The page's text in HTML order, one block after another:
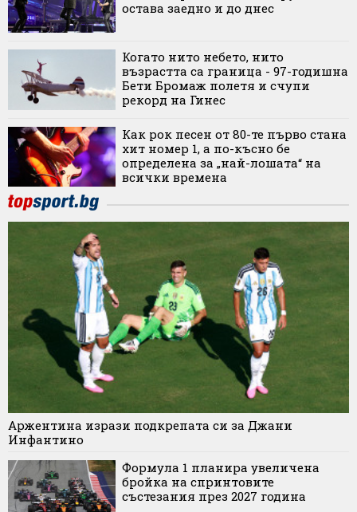
остава заедно и до днес
Когато нито небето, нито
възрастта са граница - 97-годишна
Бети Бромаж полетя и счупи
рекорд на Гинес
Как рок песен от 80-те първо стана
хит номер 1, а по-късно бе
определена за „най-лошата“ на
всички времена
Аржентина изрази подкрепата си за Джани
Инфантино
Формула 1 планира увеличена
бройка на спринтовите
състезания през 2027 година